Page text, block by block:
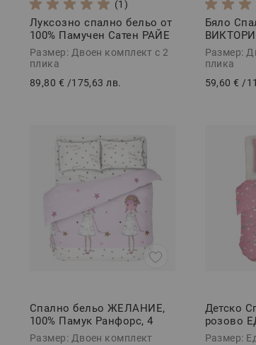
(1)
Луксозно спално бельо от
100% Памучен Сатен РАЙЕ
в Бяло, 5 части
Размер: Двоен комплект с 2
плика
89,80 € /175,63 лв.
Бяло
Ранфорс,
Размер:
плика
59,60 € /
Спално бельо ЖЕЛАНИЕ,
100% Памук Ранфорс, 4
части
Размер: Двоен комплект
Детско
розово
Памук
Размер: